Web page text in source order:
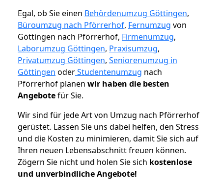
Egal, ob Sie einen Behördenumzug Göttingen,
Büroumzug nach Pförrerhof, Fernumzug von
Göttingen nach Pförrerhof, Firmenumzug,
Laborumzug Göttingen, Praxisumzug,
Privatumzug Göttingen, Seniorenumzug in
Göttingen oderStudentenumzug nach
Pförrerhof planen wir haben die besten
Angebotefür Sie.
Wir sind für jede Art von Umzug nach Pförrerhof
gerüstet. Lassen Sie uns dabei helfen, den Stress
und die Kosten zu minimieren, damit Sie sich auf
Ihren neuen Lebensabschnitt freuen können.
Zögern Sie nicht und holen Sie sich kostenlose
und unverbindliche Angebote!